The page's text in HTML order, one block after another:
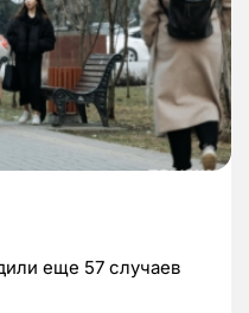
еще 57 случаев